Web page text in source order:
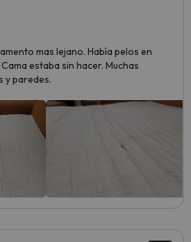
mas lejano. Había pelos en
estaba sin hacer. Muchas
y paredes.